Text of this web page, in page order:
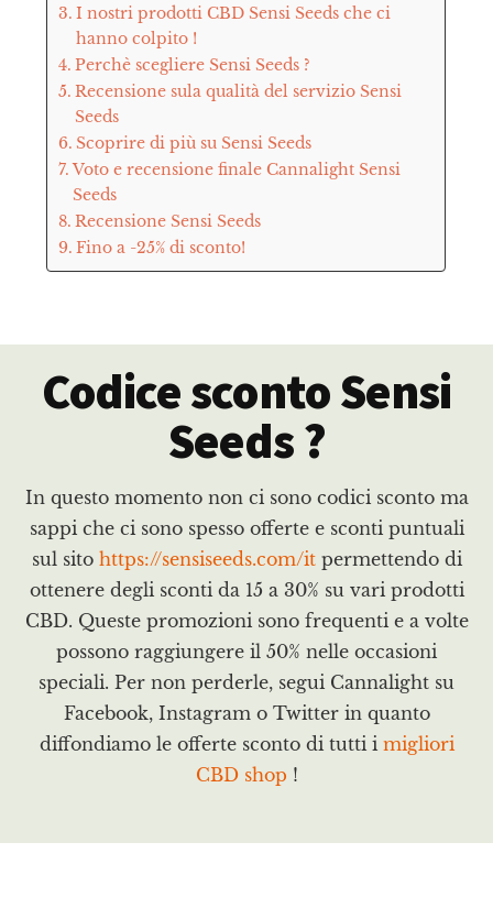
I nostri prodotti CBD Sensi Seeds che ci
hanno colpito !
Perchè scegliere Sensi Seeds ?
Recensione sula qualità del servizio Sensi
Seeds
Scoprire di più su Sensi Seeds
Voto e recensione finale Cannalight Sensi
Seeds
Recensione Sensi Seeds
Fino a -25% di sconto!
Codice sconto Sensi
Seeds ?
In questo momento non ci sono codici sconto ma
sappi che ci sono spesso offerte e sconti puntuali
sul sito https://sensiseeds.com/itpermettendo di
ottenere degli sconti da 15 a 30% su vari prodotti
CBD. Queste promozioni sono frequenti e a volte
possono raggiungere il 50% nelle occasioni
speciali. Per non perderle, segui Cannalight su
Facebook, Instagram o Twitter in quanto
diffondiamo le offerte sconto di tutti i migliori
CBD shop !